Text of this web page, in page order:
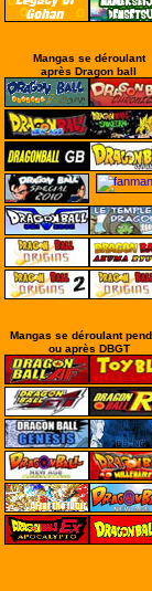
Mangas se déroulant
après Dragon ball
Mangas se déroulant
ou après DBGT